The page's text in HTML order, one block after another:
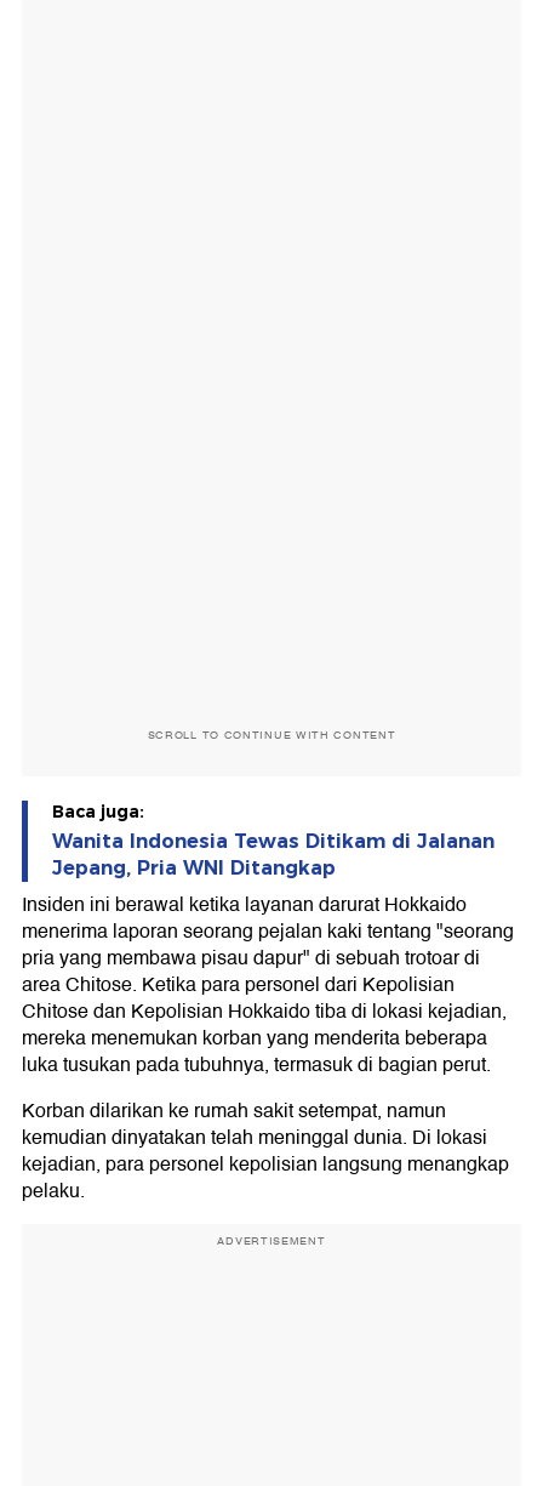
SCROLL TO CONTINUE WITH CONTENT
Baca juga:
Wanita Indonesia Tewas Ditikam di Jalanan
Jepang, Pria WNI Ditangkap
Insiden ini berawal ketika layanan darurat Hokkaido
menerima laporan seorang pejalan kaki tentang "seorang
pria yang membawa pisau dapur" di sebuah trotoar di
area Chitose. Ketika para personel dari Kepolisian
Chitose dan Kepolisian Hokkaido tiba di lokasi kejadian,
mereka menemukan korban yang menderita beberapa
luka tusukan pada tubuhnya, termasuk di bagian perut.
Korban dilarikan ke rumah sakit setempat, namun
kemudian dinyatakan telah meninggal dunia. Di lokasi
kejadian, para personel kepolisian langsung menangkap
pelaku.
ADVERTISEMENT